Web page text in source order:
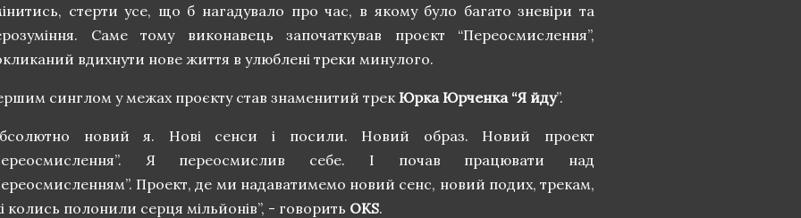
стерти усе, що б нагадувало про час, в якому було багато зневіри та
Саме тому виконавець започаткував проєкт “Переосмислення”,
вдихнути нове життя в улюблені треки минулого.
синглом у межах проєкту став знаменитий трек Юрка Юрченка “Я йду”.
новий я. Нові сенси і посили. Новий образ. Новий проект
Я переосмислив себе. І почав працювати над
Проект, де ми надаватимемо новий сенс, новий подих, трекам,
колись полонили серця мільйонів”, - говорить OKS.